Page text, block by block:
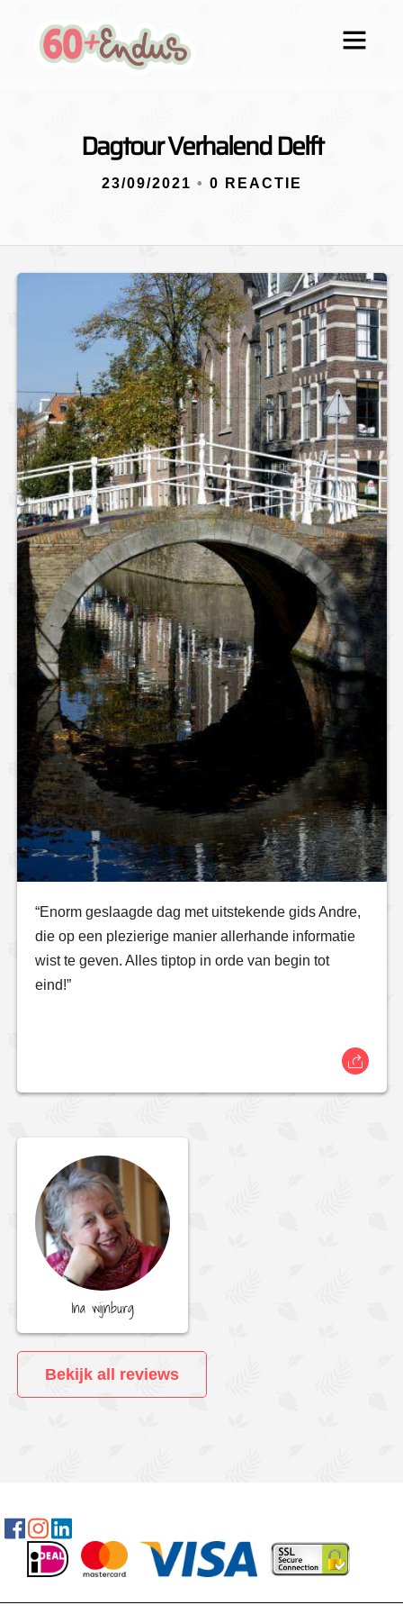
Dagtour Verhalend Delft
23/09/2021 • 0 REACTIE
“Enorm geslaagde dag met uitstekende gids Andre,
die op een plezierige manier allerhande informatie
wist te geven. Alles tiptop in orde van begin tot
eind!”
Ina wijnburg
Bekijk all reviews